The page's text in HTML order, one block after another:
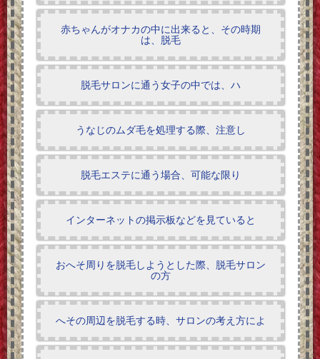
赤ちゃんがオナカの中に出来ると、その時期
は、脱毛
脱毛サロンに通う女子の中では、ハ
うなじのムダ毛を処理する際、注意し
脱毛エステに通う場合、可能な限り
インターネットの掲示板などを見ていると
おへそ周りを脱毛しようとした際、脱毛サロン
の方
へその周辺を脱毛する時、サロンの考え方によ